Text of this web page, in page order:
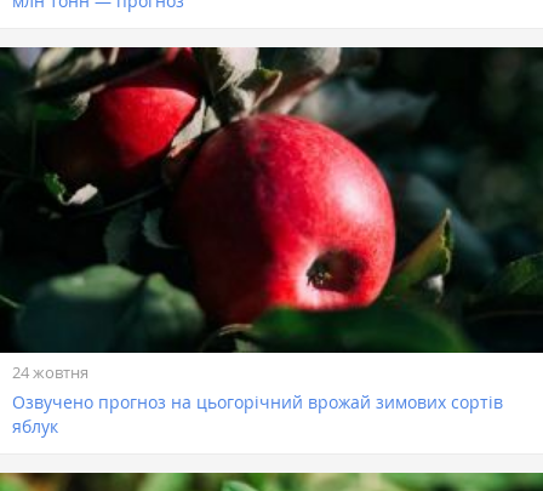
24 жовтня
Озвучено прогноз на цьогорічний врожай зимових сортів
яблук